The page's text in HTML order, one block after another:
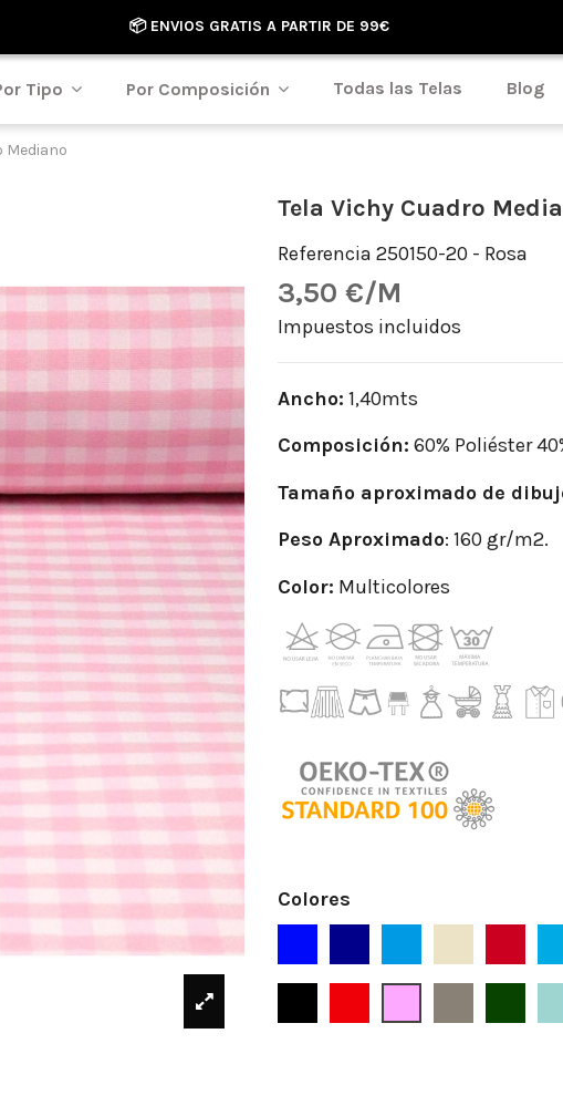
📦 ENVIOS GRATIS A PARTIR DE 99€
Tipo Por Composición Todas las Telas Blog
Mediano
Tela Vichy Cuadro
Referencia 250150-20 - Rosa
3,50 €/M
Impuestos incluidos
Ancho: 1,40mts
Composición: 60% Poliéster
Tamaño aproximado de
Peso Aproximado: 160 gr/m2.
Color: Multicolores
Colores